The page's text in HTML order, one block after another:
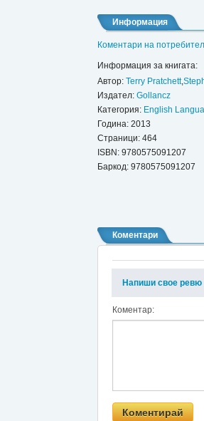
Информация
Коментари на
Информация за книгата:
Автор: Terry Pratchett,
Издател: Gollancz
Категория: English
Година: 2013
Страници: 464
ISBN: 9780575091207
Баркод: 9780575091207
Коментари
Напиши свое ревю
Коментар: